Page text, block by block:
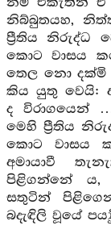
නිබ්බුතයහ,
ප්‍රීතිය නිරුද්ධ
කොට වාසය
තෙල නො දක්මි
කිය යුතු වෙයි:
ද විරාගයෙන්
මෙහි ප්‍රීතිය
කොට වාසය
අමායාවී
පිළිගන්නේ ය,
සතුටින්
බදැඳිලි වූයේ